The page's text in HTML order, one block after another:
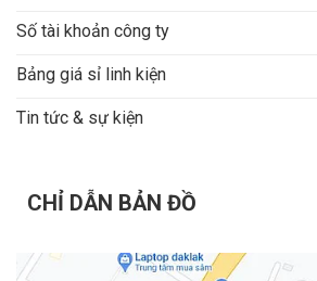
Số tài khoản công ty
Bảng giá sỉ linh kiện
Tin tức & sự kiện
CHỈ DẪN BẢN ĐỒ